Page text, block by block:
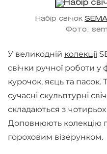
Набір свічок
Фото:
У великодній колекції
свічки ручної роботи у
курочок, яєць та пасок.
сучасні скульптурні
складаються з
Доповнюють колекцію
гороховим візерунком.